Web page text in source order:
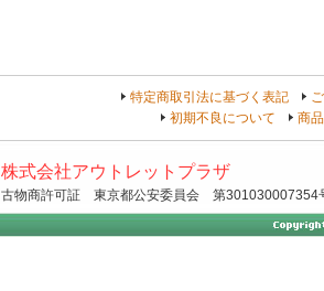
特定商取引法に基づく表記
初期不良について
商
株式会社アウトレットプラザ
古物商許可証 東京都公安委員会 第301030007354